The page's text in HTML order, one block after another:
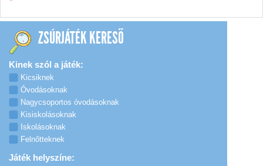
ZSÚRJÁTÉK KERESŐ
Kinek szól a játék:
Kicsiknek
Óvodásoknak
Nagycsoportos óvodásoknak
Kisiskolásoknak
Iskolásoknak
Felnőtteknek
Játék helyszíne: